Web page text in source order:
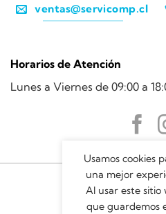
ventas@servicomp.cl
Horarios de Atención
Lunes a Viernes de 09:00 a
Usamos cookies
una mejor
Al usar este sitio
que guardemos